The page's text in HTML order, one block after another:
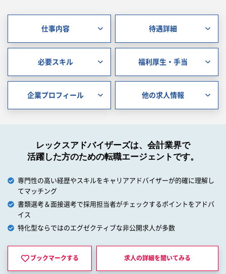
仕事内容 待遇詳細
必要スキル 福利厚生・手当
企業プロフィール 他の求人情報
レックスアドバイザーズは、会計業界で
活躍した方のための転職エージェントです。
専門性の高い経歴やスキルをキャリアアドバイザーが的確に理解し
てマッチング
書類選考＆面接選考で採用担当者がチェックするポイントをアドバ
イス
特化型ならではのエグゼクティブな非公開求人が多数
ブックマークする 求人の詳細を聞いてみる